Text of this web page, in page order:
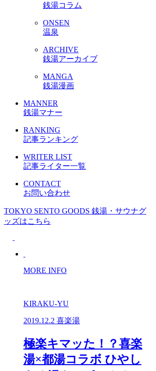
銭湯コラム
ONSEN
温泉
ARCHIVE
銭湯アーカイブ
MANGA
銭湯漫画
MANNER
銭湯マナー
RANKING
記事ランキング
WRITER LIST
記事ライター一覧
CONTACT
お問い合わせ
TOKYO SENTO GOODS 銭湯・サウナグ
ッズはこちら
MORE INFO
KIRAKU-YU
2019.12.2 喜楽湯
極楽キマッた！？喜楽
湯×都湯コラボ ひやし